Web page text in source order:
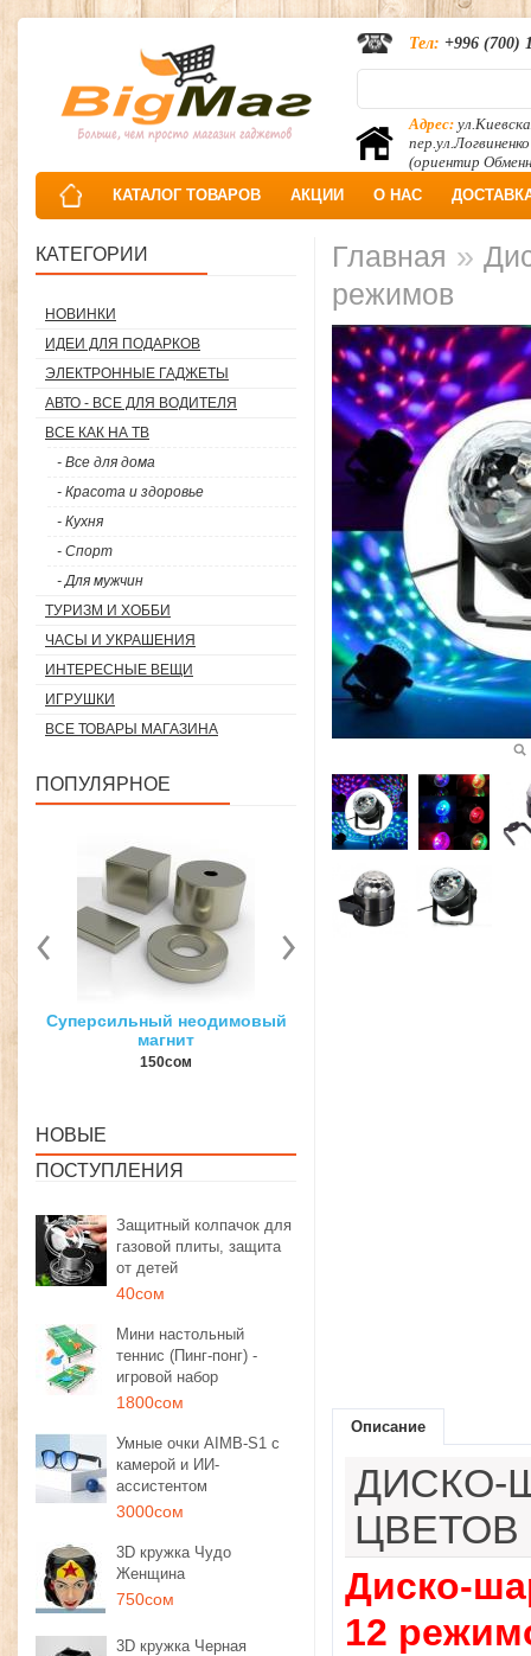
Адрес:
пер.ул.Логвиненко
(ориентир
Тел: +996 (700)
КАТАЛОГ ТОВАРОВ АКЦИИ О НАС
КАТЕГОРИИ
НОВИНКИ
ИДЕИ ДЛЯ ПОДАРКОВ
ЭЛЕКТРОННЫЕ ГАДЖЕТЫ
АВТО - ВСЕ ДЛЯ ВОДИТЕЛЯ
ВСЕ КАК НА ТВ
- Все для дома
- Красота и здоровье
- Кухня
- Спорт
- Для мужчин
ТУРИЗМ И ХОББИ
ЧАСЫ И УКРАШЕНИЯ
ИНТЕРЕСНЫЕ ВЕЩИ
ИГРУШКИ
ВСЕ ТОВАРЫ МАГАЗИНА
ПОПУЛЯРНОЕ
3D ручка для объемного
рисования
1350сом 1190сом
НОВЫЕ
ПОСТУПЛЕНИЯ
Защитный колпачок для
газовой плиты, защита
от детей
40сом
Мини настольный
теннис (Пинг-понг) -
игровой набор
1800сом
Умные очки AIMB-S1 с
камерой и ИИ-
ассистентом
3000сом
3D кружка Чудо
Женщина
750сом
3D кружка Черная
Главная »
режимов
Описание
ДИСКО-
Диско-
12